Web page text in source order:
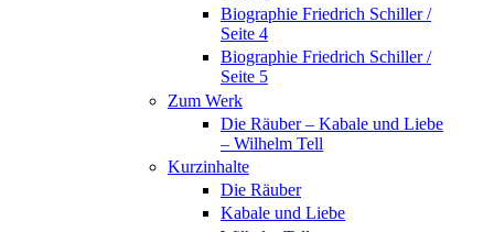
Biographie Friedrich Schiller /
Seite 4
Biographie Friedrich Schiller /
Seite 5
Zum Werk
Die Räuber – Kabale und Liebe
– Wilhelm Tell
Kurzinhalte
Die Räuber
Kabale und Liebe